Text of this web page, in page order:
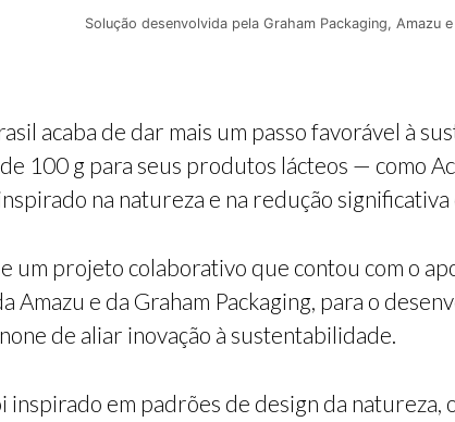
Solução desenvolvida pela Graham Packaging, Amazu
acaba de dar mais um passo favorável à
100 g para seus produtos lácteos — como
na natureza e na redução
um projeto colaborativo que contou com o
Amazu e da Graham Packaging, para o
de aliar inovação à sustentabilidade.
em padrões de design da natureza,